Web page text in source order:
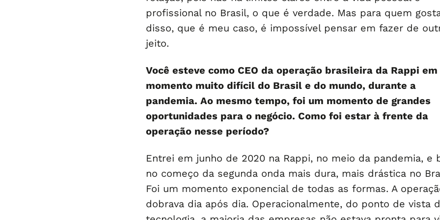
profissional no Brasil, o que é verdade. Mas para quem
disso, que é meu caso, é impossível pensar em fazer de
jeito.
Você esteve como CEO da operação brasileira da Rappi em
momento muito difícil do Brasil e do mundo, durante a
pandemia. Ao mesmo tempo, foi um momento de grandes
oportunidades para o negócio. Como foi estar à frente da
operação nesse período?
Entrei em junho de 2020 na Rappi, no meio da pandemia, e
no começo da segunda onda mais dura, mais drástica no
Foi um momento exponencial de todas as formas. A
dobrava dia após dia. Operacionalmente, do ponto de vista